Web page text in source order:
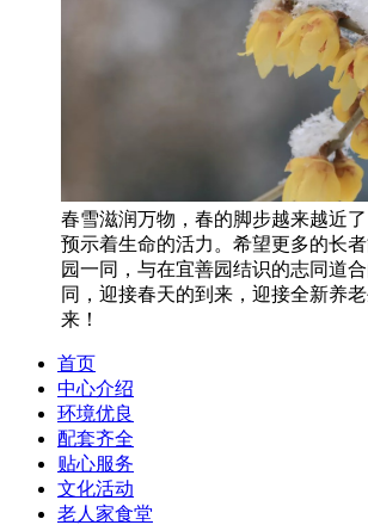
春雪滋润万物，春的脚步越来越近
预示着生命的活力。希望更多的长
园一同，与在宜善园结识的志同道
同，迎接春天的到来，迎接全新养
来！
首页
中心介绍
环境优良
配套齐全
贴心服务
文化活动
老人家食堂